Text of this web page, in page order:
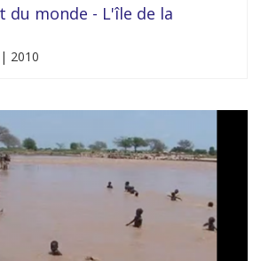
du monde - L'île de la
2010